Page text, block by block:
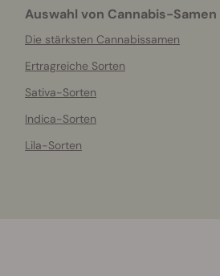
Auswahl von Cannabis-Samen
Die stärksten Cannabissamen
Ertragreiche Sorten
Sativa-Sorten
Indica-Sorten
Lila-Sorten